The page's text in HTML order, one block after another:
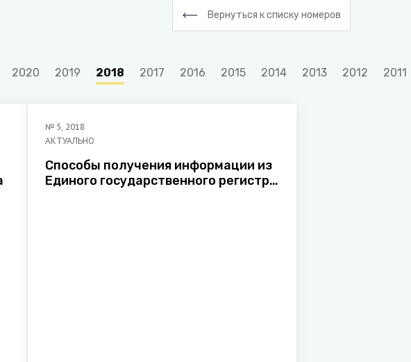
Вернуться к списку номеров
2020 2019 2018 2017 2016 2015 2014 2013 2012 2011
№ 5, 2018
АКТУАЛЬНО
Способы получения информации из
Единого государственного регистра